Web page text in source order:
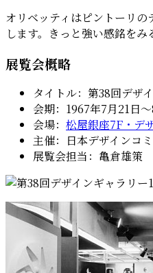
オリベッティはピントーリ
します。きっと強い感銘をみ
展覧会概略
タイトル：第38回デザ
会期：1967年7月21日
会場： 松屋銀座7F・デ
主催：日本デザインコ
展覧会担当：亀倉雄策